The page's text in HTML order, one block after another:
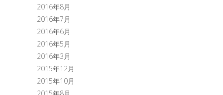
2016年8月
2016年7月
2016年6月
2016年5月
2016年3月
2015年12月
2015年10月